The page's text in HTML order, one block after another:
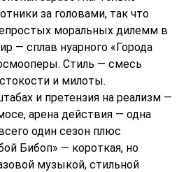
за головами, так что
моральных дилемм в
— сплав нуарного «Города
Стиль — смесь
и милоты.
и претензия на реализм —
арена действия — одна
один сезон плюс
Бибоп» — короткая, но
музыкой, стильной